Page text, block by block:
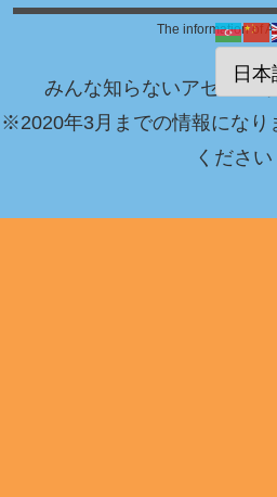
The information of
みんな知らないアゼルバ
※2020年3月までの情報になり
ください